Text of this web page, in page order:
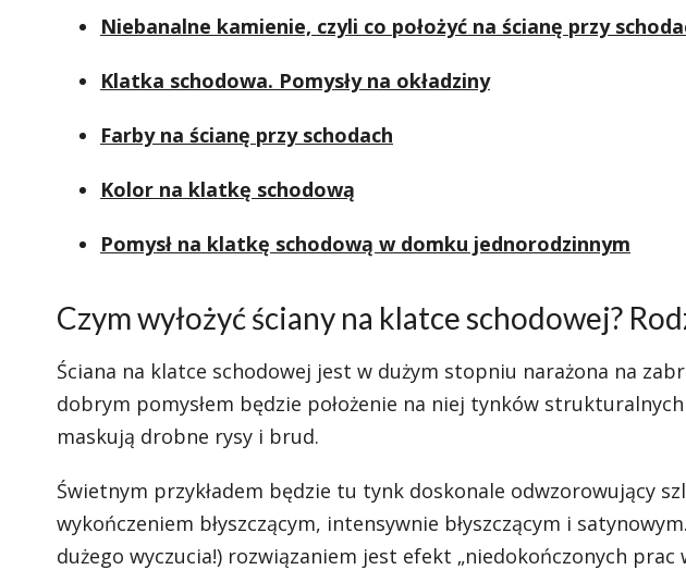
Niebanalne kamienie, czyli co położyć na ścianę przy
Klatka schodowa. Pomysły na okładziny
Farby na ścianę przy schodach
Kolor na klatkę schodową
Pomysł na klatkę schodową w domku jednorodzinnym
Czym wyłożyć ściany na klatce schodowej?
Ściana na klatce schodowej jest w dużym stopniu narażona na
dobrym pomysłem będzie położenie na niej tynków
maskują drobne rysy i brud.
Świetnym przykładem będzie tu tynk doskonale odwzorowujący
wykończeniem błyszczącym, intensywnie błyszczącym i
dużego wyczucia!) rozwiązaniem jest efekt „niedokończonych prac